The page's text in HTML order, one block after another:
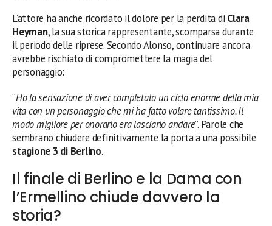
L’attore ha anche ricordato il dolore per la perdita di Clara
Heyman, la sua storica rappresentante, scomparsa durante
il periodo delle riprese. Secondo Alonso, continuare ancora
avrebbe rischiato di compromettere la magia del
personaggio:
“Ho la sensazione di aver completato un ciclo enorme della mia
vita con un personaggio che mi ha fatto volare tantissimo. Il
modo migliore per onorarlo era lasciarlo andare”. Parole che
sembrano chiudere definitivamente la porta a una possibile
stagione 3 di Berlino.
Il finale di Berlino e la Dama con
l’Ermellino chiude davvero la
storia?